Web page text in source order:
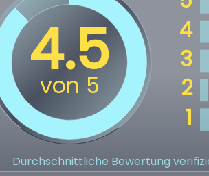
Durchschnittliche Bewertung